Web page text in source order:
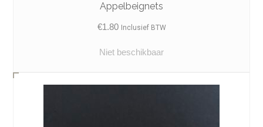
Appelbeignets
€1.80 Inclusief BTW
Niet beschikbaar